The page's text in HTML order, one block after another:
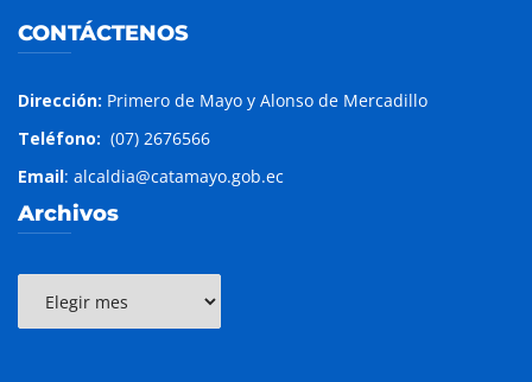
CONTÁCTENOS
Dirección: Primero de Mayo y Alonso de Mercadillo
Teléfono: (07) 2676566
Email: alcaldia@catamayo.gob.ec
Archivos